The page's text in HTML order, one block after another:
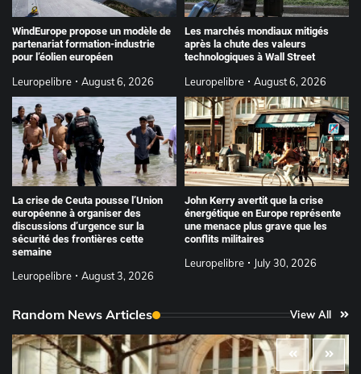
WindEurope propose un modèle de
partenariat formation-industrie
pour l’éolien européen
Leuropelibre August 6, 2026
Les marchés mondiaux mitigés
après la chute des valeurs
technologiques à Wall Street
Leuropelibre August 6, 2026
La crise de Ceuta pousse l’Union
européenne à organiser des
discussions d’urgence sur la
sécurité des frontières cette
semaine
Leuropelibre August 3, 2026
John Kerry avertit que la crise
énergétique en Europe représente
une menace plus grave que les
conflits militaires
Leuropelibre July 30, 2026
Random News Articles View All